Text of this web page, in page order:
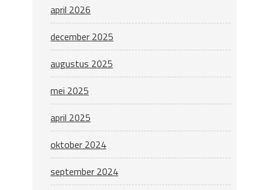
april 2026
december 2025
augustus 2025
mei 2025
april 2025
oktober 2024
september 2024